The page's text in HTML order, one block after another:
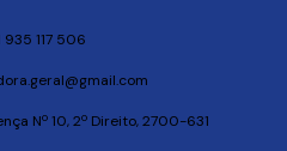
935 117 506
Nº 10, 2º Direito, 2700-631